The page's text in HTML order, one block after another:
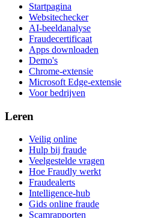
Startpagina
Websitechecker
AI-beeldanalyse
Fraudecertificaat
Apps downloaden
Demo's
Chrome-extensie
Microsoft Edge-extensie
Voor bedrijven
Leren
Veilig online
Hulp bij fraude
Veelgestelde vragen
Hoe Fraudly werkt
Fraudealerts
Intelligence-hub
Gids online fraude
Scamrapporten